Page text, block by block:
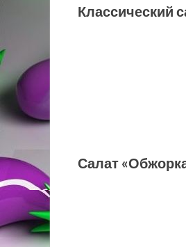
Классический
Салат